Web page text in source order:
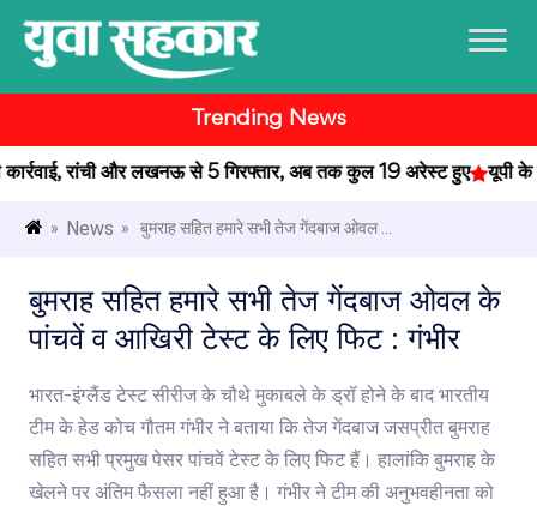
Trending News
रांची और लखनऊ से 5 गिरफ्तार, अब तक कुल 19 अरेस्ट हुए यूपी के
» News » बुमराह सहित हमारे सभी तेज गेंदबाज ओवल ...
बुमराह सहित हमारे सभी तेज गेंदबाज ओवल के
पांचवें व आखिरी टेस्ट के लिए फिट : गंभीर
भारत-इंग्लैंड टेस्ट सीरीज के चौथे मुकाबले के ड्रॉ होने के बाद भारतीय
टीम के हेड कोच गौतम गंभीर ने बताया कि तेज गेंदबाज जसप्रीत बुमराह
सहित सभी प्रमुख पेसर पांचवें टेस्ट के लिए फिट हैं। हालांकि बुमराह के
खेलने पर अंतिम फैसला नहीं हुआ है। गंभीर ने टीम की अनुभवहीनता को